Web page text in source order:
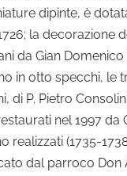
dipinte, è
la decorazione
da Gian
in otto specchi,
di P. Pietro
nel 1997 da
realizzati (1735-
dal parroco Don